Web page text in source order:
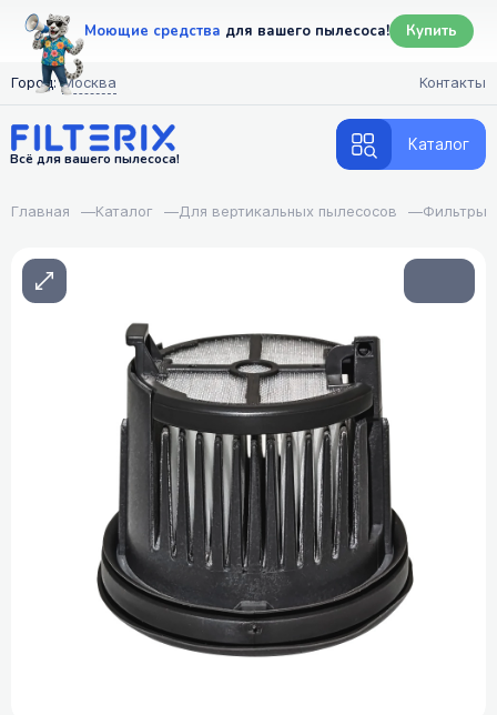
Моющие средства для вашего пылесоса! Купить
Город: Москва Контакты
Всё для вашего пылесоса!
Каталог
Главная —Каталог —Для вертикальных пылесосов —Фильтры